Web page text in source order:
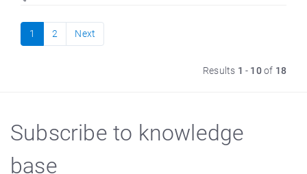
1 2 Next
Results 1 - 10of 18
Subscribe to knowledge
base